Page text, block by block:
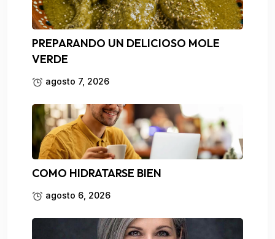
PREPARANDO UN DELICIOSO MOLE
VERDE
agosto 7, 2026
COMO HIDRATARSE BIEN
agosto 6, 2026